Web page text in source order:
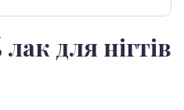
для нігтів